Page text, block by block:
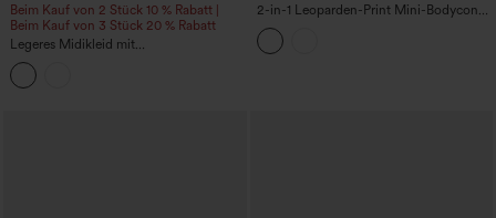
Beim Kauf von 2 Stück 10 % Rabatt |
Beim Kauf von 3 Stück 20 % Rabatt
Legeres Midikleid mit
Rundhalsausschnitt, Racerback und
Taschen
2-in-1 Leoparden-Print Mini-Bodycon-
Rock mit hoher Taille, bauchformend,
gerafft und mit geschwungenem Saum,
lässig